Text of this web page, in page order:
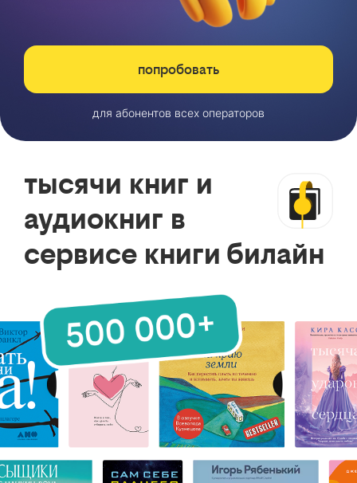
попробовать
для абонентов всех операторов
тысячи книг и
аудиокниг в
сервисе книги билайн